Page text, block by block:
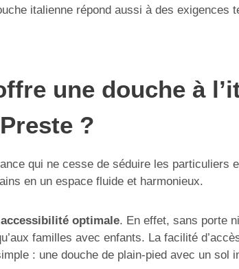
italienne répond aussi à des
une douche à
?
qui ne cesse de séduire les
en un espace fluide et harmonieux.
optimale. En effet, sans porte
familles avec enfants. La facilité
: une douche de plain-pied avec un sol